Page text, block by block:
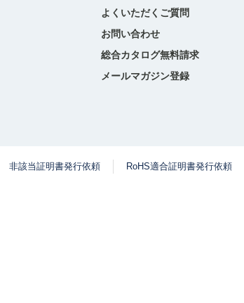
よくいただくご質問
お問い合わせ
総合カタログ無料請求
メールマガジン登録
非該当証明書発行依頼 RoHS適合証明書発行依頼